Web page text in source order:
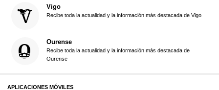
Vigo
Recibe toda la actualidad y la información más destacada de Vigo
Ourense
Recibe toda la actualidad y la información más destacada de
Ourense
APLICACIONES MÓVILES